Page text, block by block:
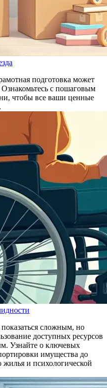
подготовка может
с пошаговым
чтобы все ваши ценные
сложным, но
доступных ресурсов
Узнайте о ключевых
имущества до
жилья и психологической